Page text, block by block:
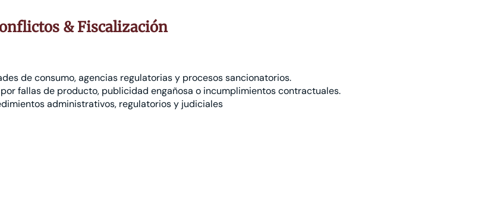
& Fiscalización
de consumo, agencias regulatorias y procesos sancionatorios.
fallas de producto, publicidad engañosa o incumplimientos contractuales.
administrativos, regulatorios y judiciales